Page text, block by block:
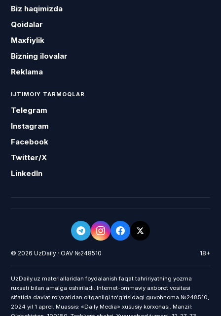
Biz haqimizda
Qoidalar
Maxfiylik
Bizning ilovalar
Reklama
IJTIMOIY TARMOQLAR
Telegram
Instagram
Facebook
Twitter/X
LinkedIn
© 2026 UzDaily · OAV №248510 18+
UzDaily.uz materiallaridan foydalanish faqat tahririyatning yozma
ruxsati bilan amalga oshiriladi. Internet-ommaviy axborot vositasi
sifatida davlat roʻyxatidan oʻtganligi toʻgʻrisidagi guvohnoma №248510,
2024 yil 1 aprel. Muassis: «Daily Media» xususiy korxonasi. Manzil: